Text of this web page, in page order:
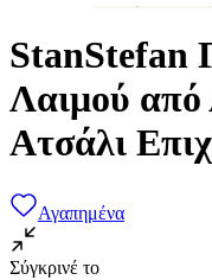
StanStefan
Λαιμού από
Ατσάλι
Αγαπημένα
Σύγκρινέ το